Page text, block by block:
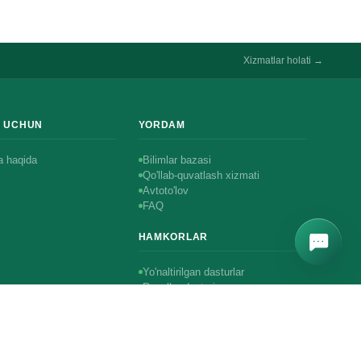
Xizmatlar holati →
UCHUN
haqida
YORDAM
Bilimlar bazasi
Qo'llab-quvatlash xizmati
Avtoto'lov
FAQ
HAMKORLAR
Yo'naltirilgan dasturlar
Resellar dasturi